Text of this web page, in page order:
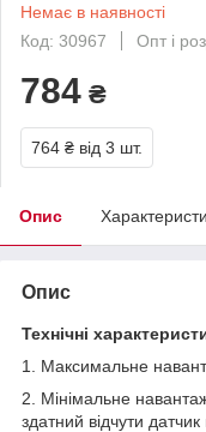
Немає в наявності
Код: 30967
Опт і
784 ₴
764 ₴ від 3 шт.
Опис
Опис
Технічні
1. Максимальне
2. Мінімальне
здатний відчути